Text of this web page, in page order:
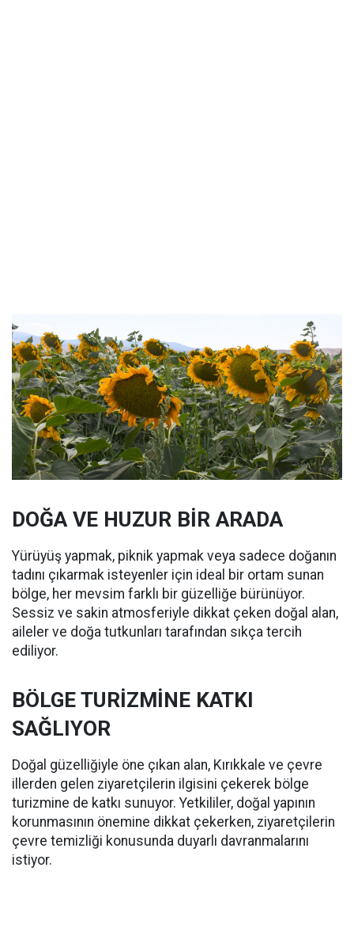
DOĞA VE HUZUR BİR ARADA
Yürüyüş yapmak, piknik yapmak veya sadece doğanın
tadını çıkarmak isteyenler için ideal bir ortam sunan
bölge, her mevsim farklı bir güzelliğe bürünüyor.
Sessiz ve sakin atmosferiyle dikkat çeken doğal alan,
aileler ve doğa tutkunları tarafından sıkça tercih
ediliyor.
BÖLGE TURİZMİNE KATKI
SAĞLIYOR
Doğal güzelliğiyle öne çıkan alan, Kırıkkale ve çevre
illerden gelen ziyaretçilerin ilgisini çekerek bölge
turizmine de katkı sunuyor. Yetkililer, doğal yapının
korunmasının önemine dikkat çekerken, ziyaretçilerin
çevre temizliği konusunda duyarlı davranmalarını
istiyor.